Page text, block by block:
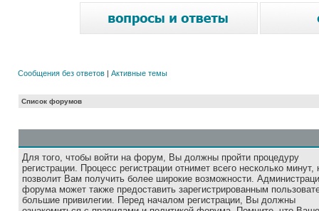
Сообщения без ответов | Активные темы
Список форумов
Для того, чтобы войти на форум, Вы должны пройти процедуру
регистрации. Процесс регистрации отнимет всего несколько минут,
позволит Вам получить более широкие возможности.
форума может также предоставить зарегистрированным
большие привилегии. Перед началом регистрации, Вы должны